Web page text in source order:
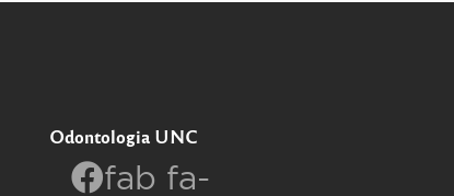
Odontologia UNC
fab fa-